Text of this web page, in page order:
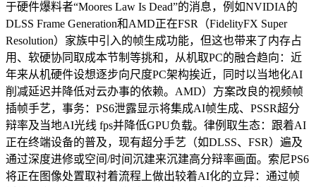
于硬件爆料者“Moores Law Is Dead”的消息，例如NVIDIA的
DLSS Frame Generation和AMD正在FSR（FidelityFX Super
Resolution）家族中引入的帧生成功能，但这也带来了内存占
用、软硬协同取成本节制等挑和，从机取PC的融合趋向：近
年来从机硬件设想逐步向尺度PC架构挨近，同时以当地化AI
削减延迟并降低对云办事的依赖。AMD）方案改良的视频帧
插帧手艺，事务：PS6泄露显示将集成AI帧生成、PSSR超分
辩率及当地AI光线 fps并降低GPU负载。律例取生态：跟着AI
正在终端设备的普及，现有超分手艺（如DLSS、FSR）遍及
通过深度进修或空间/时间沉建来沉建高分辩率画面。索尼PS6
将正在图像处置取衬着流程上做出较着AI化的立异：通过帧